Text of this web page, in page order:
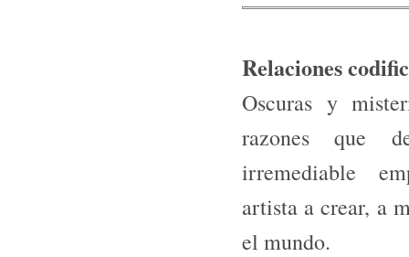
Relaciones
Oscuras y
razones que
irremediable
artista a crear, a
el mundo.